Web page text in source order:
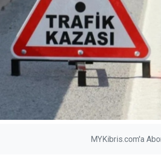
MYKibris.com'a